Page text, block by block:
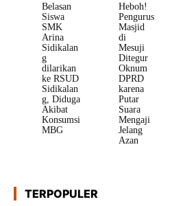
Belasan
Siswa
SMK
Arina
Sidikalan
g
dilarikan
ke RSUD
Sidikalan
g, Diduga
Akibat
Konsumsi
MBG
Heboh!
Pengurus
Masjid
di
Mesuji
Ditegur
Oknum
DPRD
karena
Putar
Suara
Mengaji
Jelang
Azan
TERPOPULER